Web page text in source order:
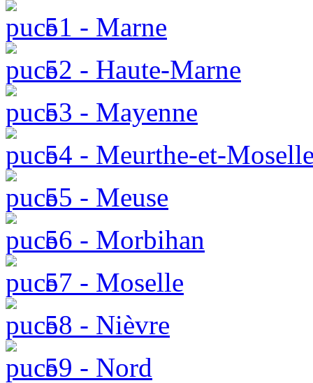
51 - Marne
52 - Haute-Marne
53 - Mayenne
54 - Meurthe-et-
55 - Meuse
56 - Morbihan
57 - Moselle
58 - Nièvre
59 - Nord